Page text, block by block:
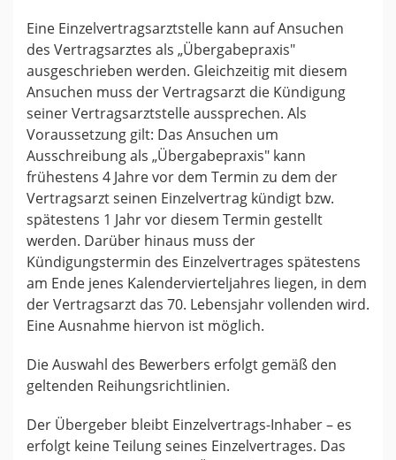
Eine Einzelvertragsarztstelle kann auf Ansuchen
des Vertragsarztes als „Übergabepraxis"
ausgeschrieben werden. Gleichzeitig mit diesem
Ansuchen muss der Vertragsarzt die Kündigung
seiner Vertragsarztstelle aussprechen. Als
Voraussetzung gilt: Das Ansuchen um
Ausschreibung als „Übergabepraxis" kann
frühestens 4 Jahre vor dem Termin zu dem der
Vertragsarzt seinen Einzelvertrag kündigt bzw.
spätestens 1 Jahr vor diesem Termin gestellt
werden. Darüber hinaus muss der
Kündigungstermin des Einzelvertrages spätestens
am Ende jenes Kalendervierteljahres liegen, in dem
der Vertragsarzt das 70. Lebensjahr vollenden wird.
Eine Ausnahme hiervon ist möglich.
Die Auswahl des Bewerbers erfolgt gemäß den
geltenden Reihungsrichtlinien.
Der Übergeber bleibt Einzelvertrags-Inhaber – es
erfolgt keine Teilung seines Einzelvertrages. Das